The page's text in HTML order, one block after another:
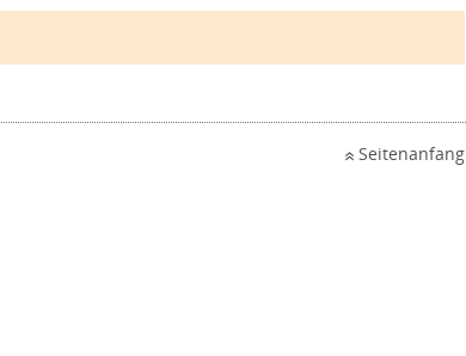
Seitenanfang